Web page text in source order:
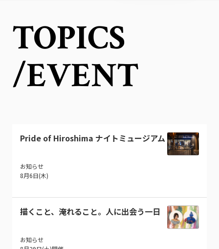
TOPICS
/EVENT
Pride of Hiroshima ナイトミュージアム
お知らせ
8月6日(木)
描くこと、淹れること。人に出会う一日
お知らせ